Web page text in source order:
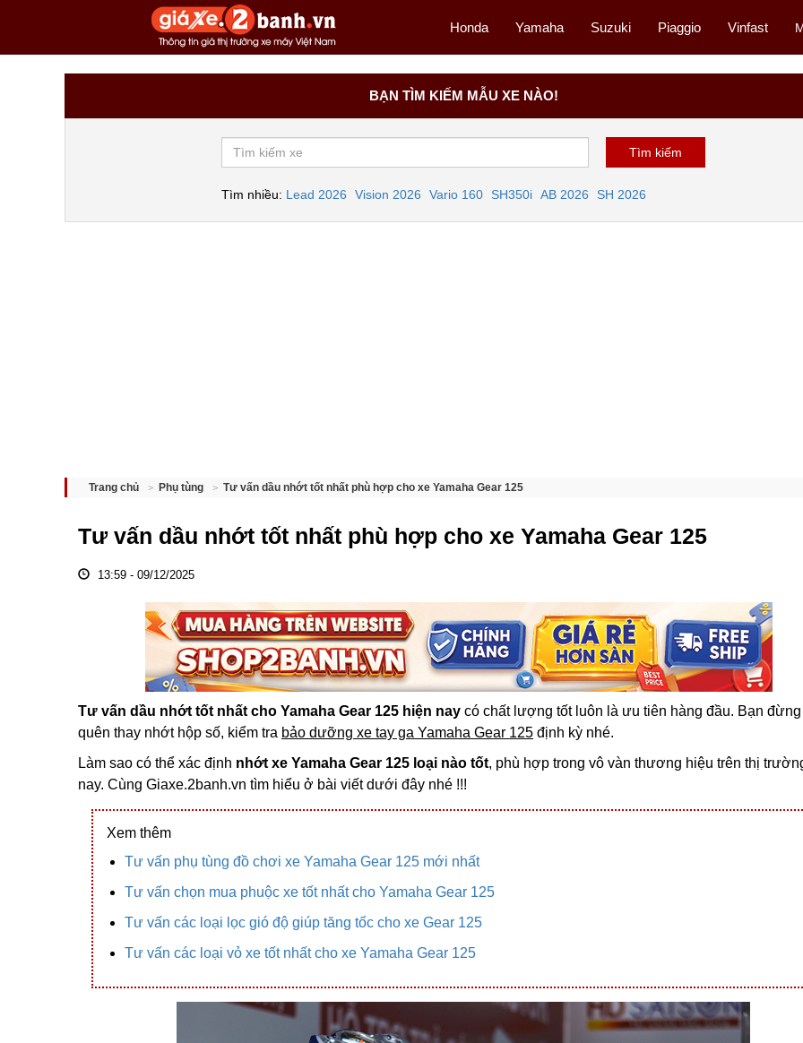
Honda Yamaha Suzuki Piaggio Vinfast
BẠN TÌM KIẾM MẪU XE NÀO!
Tìm nhiều: Lead 2026 Vision 2026 Vario 160 SH350i AB 2026 SH 2026
Trang chủ Phụ tùng Tư vấn dầu nhớt tốt nhất phù hợp cho xe Yamaha Gear 125
Tư vấn dầu nhớt tốt nhất phù hợp cho xe Yamaha Gear 125
13:59 - 09/12/2025
Tư vấn dầu nhớt tốt nhất cho Yamaha Gear 125 hiện nay có chất lượng tốt luôn là ưu tiên hàng đầu. Bạn đừng
quên thay nhớt hộp số, kiểm tra bảo dưỡng xe tay ga Yamaha Gear 125 định kỳ nhé.
Làm sao có thể xác định nhớt xe Yamaha Gear 125 loại nào tốt, phù hợp trong vô vàn thương hiệu trên thị
nay. Cùng Giaxe.2banh.vn tìm hiểu ở bài viết dưới đây nhé !!!
Xem thêm
Tư vấn phụ tùng đồ chơi xe Yamaha Gear 125 mới nhất
Tư vấn chọn mua phuộc xe tốt nhất cho Yamaha Gear 125
Tư vấn các loại lọc gió độ giúp tăng tốc cho xe Gear 125
Tư vấn các loại vỏ xe tốt nhất cho xe Yamaha Gear 125